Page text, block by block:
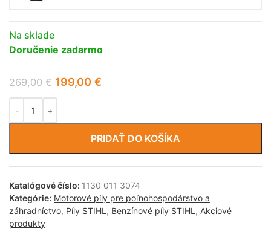
Na sklade
Doručenie zadarmo
269,00€ 199,00 €
PRIDAŤ DO KOŠÍKA
Katalógové číslo: 1130 011 3074
Kategórie: Motorové píly pre poľnohospodárstvo a
záhradníctvo, Píly STIHL , Benzínové píly STIHL , Akciové
produkty